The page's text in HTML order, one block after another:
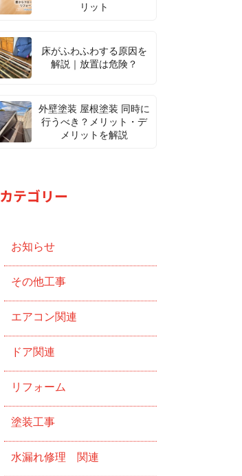
リット
床がふわふわする原因を
解説｜放置は危険？
外壁塗装 屋根塗装 同時に
行うべき？メリット・デ
メリットを解説
カテゴリー
お知らせ
その他工事
エアコン関連
ドア関連
リフォーム
塗装工事
水漏れ修理 関連